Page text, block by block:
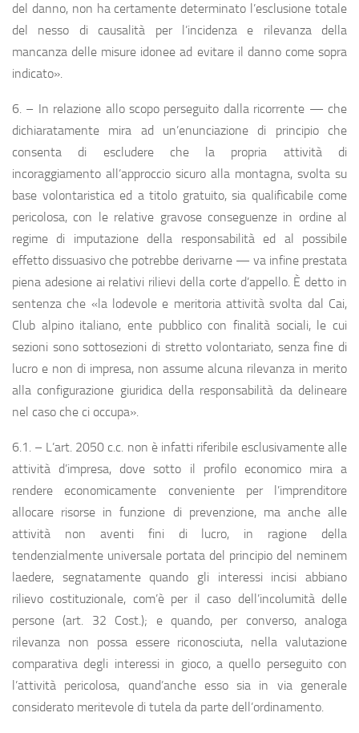
del danno, non ha certamente determinato l’esclusione totale
del nesso di causalità per l’incidenza e rilevanza della
mancanza delle misure idonee ad evitare il danno come sopra
indicato».
6. – In relazione allo scopo perseguito dalla ricorrente — che
dichiaratamente mira ad un’enunciazione di principio che
consenta di escludere che la propria attività di
incoraggiamento all’approccio sicuro alla montagna, svolta su
base volontaristica ed a titolo gratuito, sia qualificabile come
pericolosa, con le relative gravose conseguenze in ordine al
regime di imputazione della responsabilità ed al possibile
effetto dissuasivo che potrebbe derivarne — va infine prestata
piena adesione ai relativi rilievi della corte d’appello. È detto in
sentenza che «la lodevole e meritoria attività svolta dal Cai,
Club alpino italiano, ente pubblico con finalità sociali, le cui
sezioni sono sottosezioni di stretto volontariato, senza fine di
lucro e non di impresa, non assume alcuna rilevanza in merito
alla configurazione giuridica della responsabilità da delineare
nel caso che ci occupa».
6.1. – L’art. 2050 c.c. non è infatti riferibile esclusivamente alle
attività d’impresa, dove sotto il profilo economico mira a
rendere economicamente conveniente per l’imprenditore
allocare risorse in funzione di prevenzione, ma anche alle
attività non aventi fini di lucro, in ragione della
tendenzialmente universale portata del principio del neminem
laedere, segnatamente quando gli interessi incisi abbiano
rilievo costituzionale, com’è per il caso dell’incolumità delle
persone (art. 32 Cost.); e quando, per converso, analoga
rilevanza non possa essere riconosciuta, nella valutazione
comparativa degli interessi in gioco, a quello perseguito con
l’attività pericolosa, quand’anche esso sia in via generale
considerato meritevole di tutela da parte dell’ordinamento.